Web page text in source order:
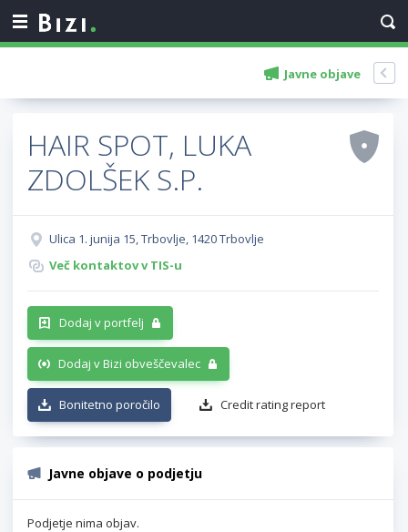
Javne objave
HAIR SPOT, LUKA
ZDOLŠEK S.P.
Ulica 1. junija 15, Trbovlje, 1420 Trbovlje
Več kontaktov v TIS-u
Dodaj v portfelj
Dodaj v Bizi obveščevalec
Bonitetno poročilo Credit rating report
Javne objave o podjetju
Podjetje nima objav.